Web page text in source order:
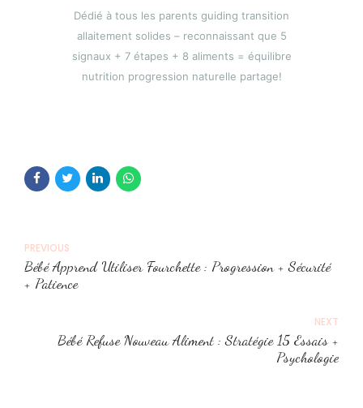
Dédié à tous les parents guiding transition
allaitement solides – reconnaissant que 5
signaux + 7 étapes + 8 aliments = équilibre
nutrition progression naturelle partage!
PREVIOUS
Bébé Apprend Utiliser Fourchette : Progression + Sécurité
+ Patience
NEXT
Bébé Refuse Nouveau Aliment : Stratégie 15 Essais +
Psychologie